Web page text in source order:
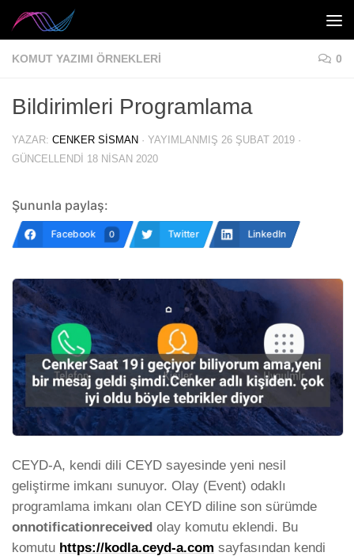
Skip to content
KOMUT YAZIMI ÖRNEKLERI 0
Bildirimleri Programlama
YAZAR: CENKER SISMAN · YAYIMLANMIŞ 26 ŞUBAT 2019 ·
GÜNCELLENDI 18 NISAN 2020
Şununla paylaş:
Facebook 0 Twitter LinkedIn
CEYD-A, kendi dili CEYD sayesinde yeni nesil
geliştirme imkanı sunuyor. Olay (Event) odaklı
programlama imkanı olan CEYD diline son sürümde
onnotificationreceived olay komutu eklendi. Bu
komutu https://kodla.ceyd-a.com sayfasından kendi